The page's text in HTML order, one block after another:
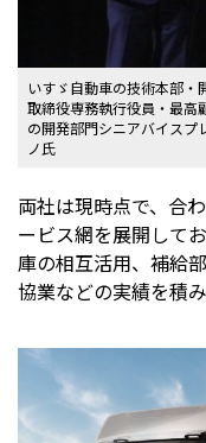
いすゞ自動車の技術本部・
取締役専務執行役員・最高
の開発部門シニアバイスプ
ノ氏
両社は現時点で、合
ービス網を展開して
庫の相互活用、補給
協業などの実績を積